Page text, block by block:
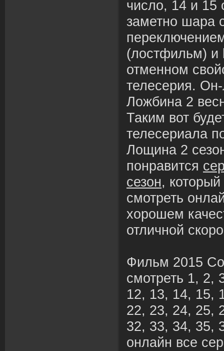
число, 14 и 15
заметно шара
(лостфильм) и
отменном
телесерия.
Ложбина 2
Таким вот
телесериала
Лощина 2
понравится
сезон,
смотреть
хорошем
отличной
Фильм 2015
смотреть 1, 2,
12, 13, 14, 15,
22, 23, 24, 25,
32, 33, 34, 35,
онлайн все